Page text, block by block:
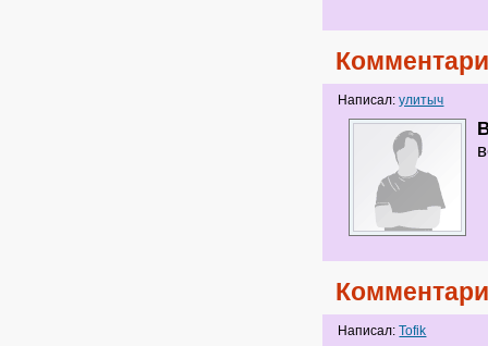
Написал:улитыч
Написал:Tofik